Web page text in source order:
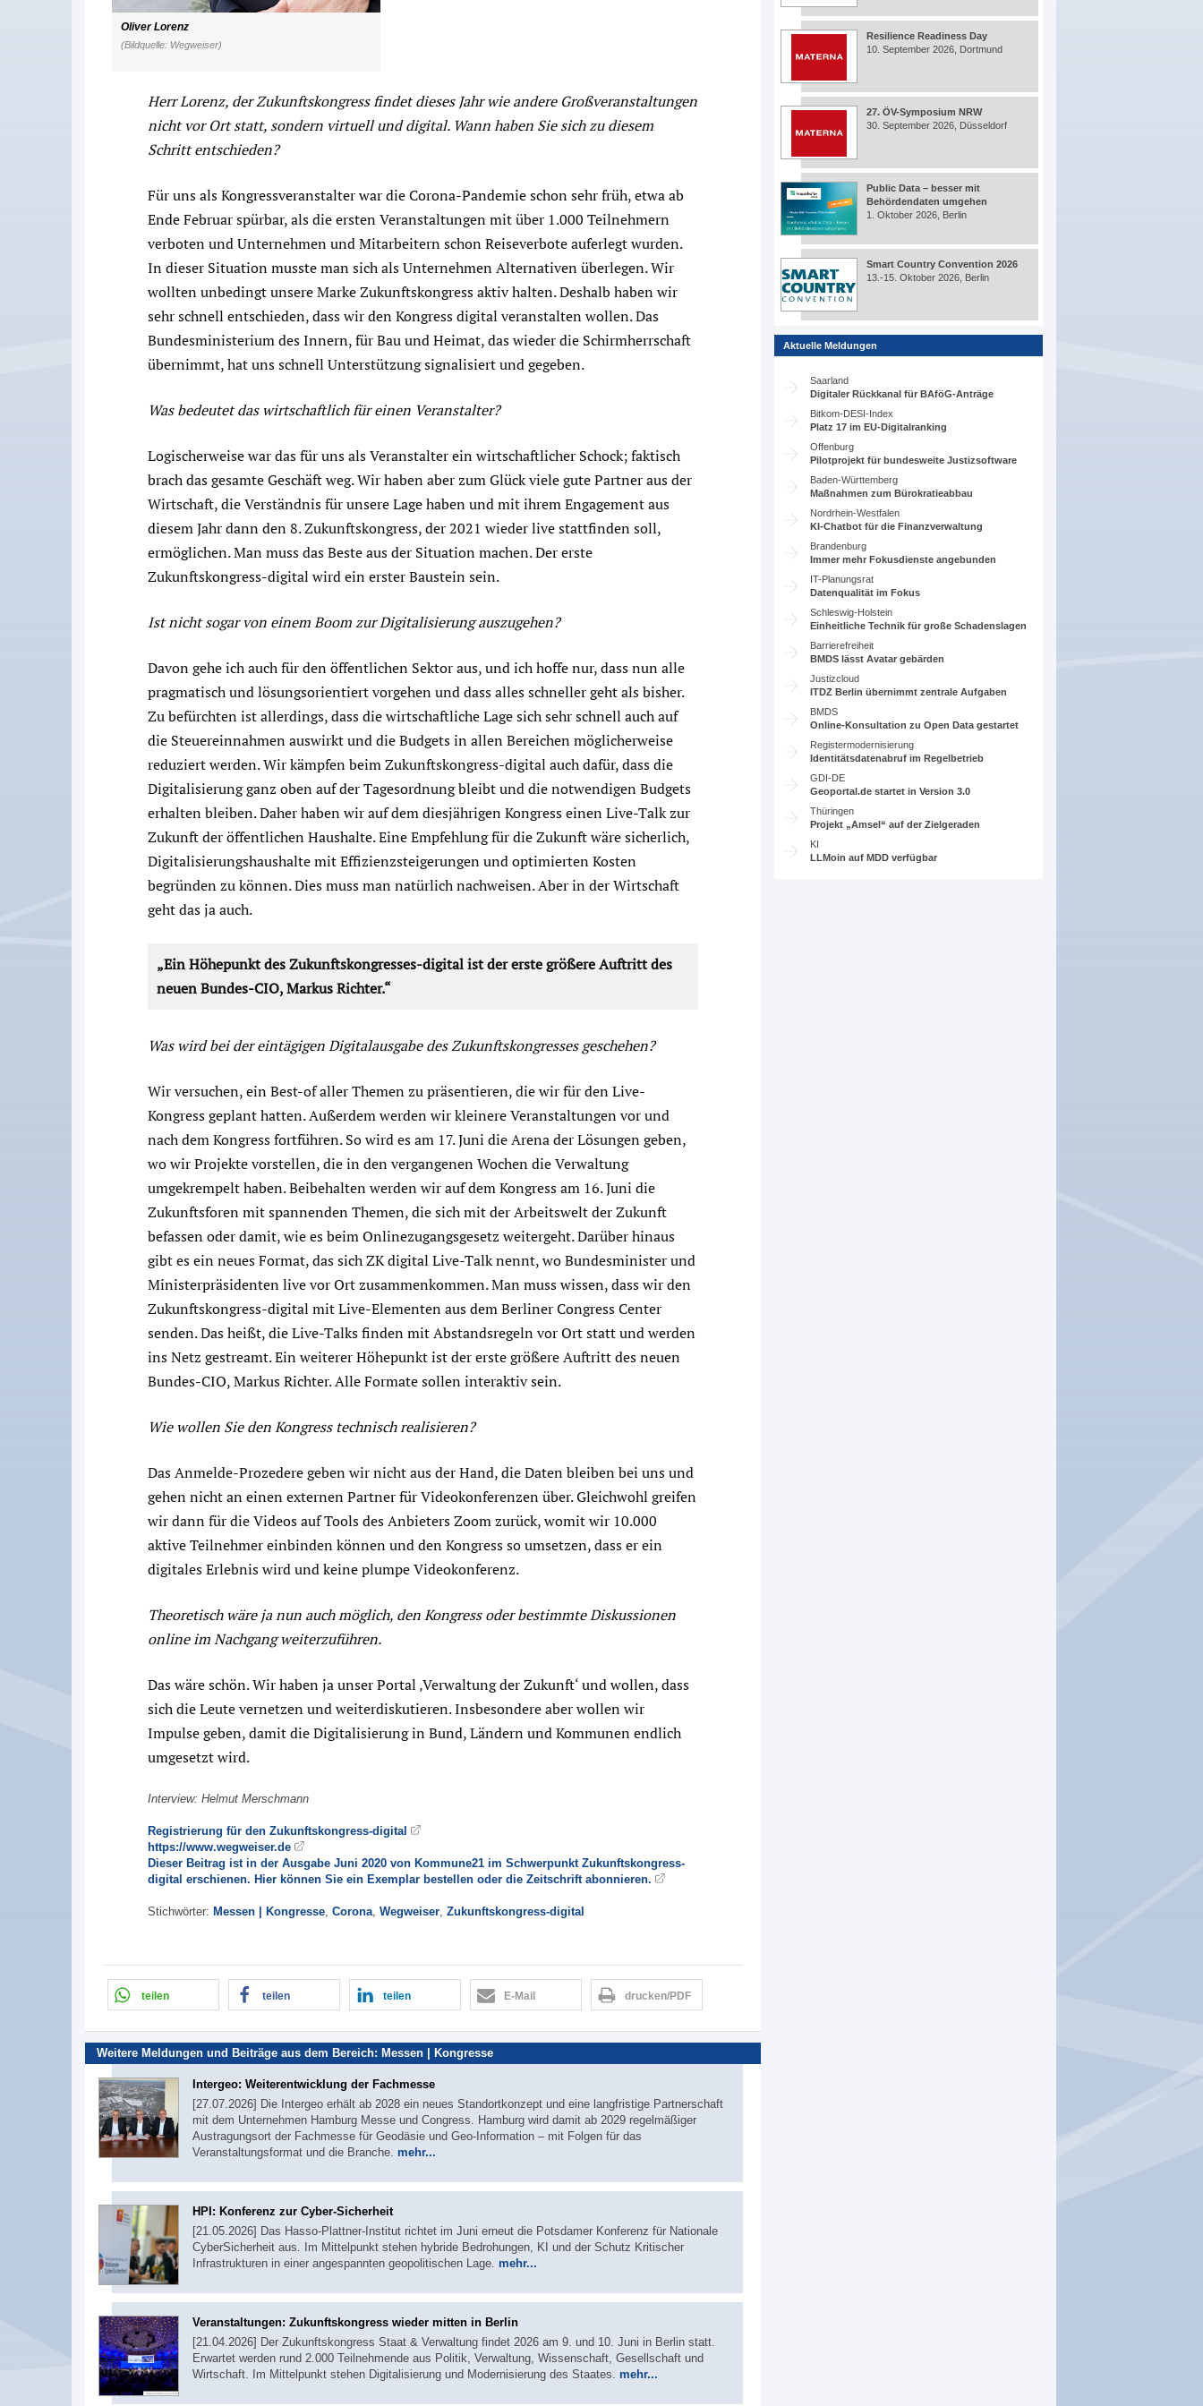
Oliver Lorenz
(Bildquelle: Wegweiser)
Herr Lorenz, der Zukunftskongress findet dieses Jahr wie andere Großveranstaltungen
nicht vor Ort statt, sondern virtuell und digital. Wann haben Sie sich zu diesem
Schritt entschieden?
Für uns als Kongressveranstalter war die Corona-Pandemie schon sehr früh, etwa ab
Ende Februar spürbar, als die ersten Veranstaltungen mit über 1.000 Teilnehmern
verboten und Unternehmen und Mitarbeitern schon Reiseverbote auferlegt wurden.
In dieser Situation musste man sich als Unternehmen Alternativen überlegen. Wir
wollten unbedingt unsere Marke Zukunftskongress aktiv halten. Deshalb haben wir
sehr schnell entschieden, dass wir den Kongress digital veranstalten wollen. Das
Bundesministerium des Innern, für Bau und Heimat, das wieder die Schirmherrschaft
übernimmt, hat uns schnell Unterstützung signalisiert und gegeben.
Was bedeutet das wirtschaftlich für einen Veranstalter?
Logischerweise war das für uns als Veranstalter ein wirtschaftlicher Schock; faktisch
brach das gesamte Geschäft weg. Wir haben aber zum Glück viele gute Partner aus der
Wirtschaft, die Verständnis für unsere Lage haben und mit ihrem Engagement aus
diesem Jahr dann den 8. Zukunftskongress, der 2021 wieder live stattfinden soll,
ermöglichen. Man muss das Beste aus der Situation machen. Der erste
Zukunftskongress-digital wird ein erster Baustein sein.
Ist nicht sogar von einem Boom zur Digitalisierung auszugehen?
Davon gehe ich auch für den öffentlichen Sektor aus, und ich hoffe nur, dass nun alle
pragmatisch und lösungsorientiert vorgehen und dass alles schneller geht als bisher.
Zu befürchten ist allerdings, dass die wirtschaftliche Lage sich sehr schnell auch auf
die Steuereinnahmen auswirkt und die Budgets in allen Bereichen möglicherweise
reduziert werden. Wir kämpfen beim Zukunftskongress-digital auch dafür, dass die
Digitalisierung ganz oben auf der Tagesordnung bleibt und die notwendigen Budgets
erhalten bleiben. Daher haben wir auf dem diesjährigen Kongress einen Live-Talk zur
Zukunft der öffentlichen Haushalte. Eine Empfehlung für die Zukunft wäre sicherlich,
Digitalisierungshaushalte mit Effizienzsteigerungen und optimierten Kosten
begründen zu können. Dies muss man natürlich nachweisen. Aber in der Wirtschaft
geht das ja auch.
„Ein Höhepunkt des Zukunftskongresses-digital ist der erste größere Auftritt des
neuen Bundes-CIO, Markus Richter.“
Was wird bei der eintägigen Digitalausgabe des Zukunftskongresses geschehen?
Wir versuchen, ein Best-of aller Themen zu präsentieren, die wir für den Live-
Kongress geplant hatten. Außerdem werden wir kleinere Veranstaltungen vor und
nach dem Kongress fortführen. So wird es am 17. Juni die Arena der Lösungen geben,
wo wir Projekte vorstellen, die in den vergangenen Wochen die Verwaltung
umgekrempelt haben. Beibehalten werden wir auf dem Kongress am 16. Juni die
Zukunftsforen mit spannenden Themen, die sich mit der Arbeitswelt der Zukunft
befassen oder damit, wie es beim Onlinezugangsgesetz weitergeht. Darüber hinaus
gibt es ein neues Format, das sich ZK digital Live-Talk nennt, wo Bundesminister und
Ministerpräsidenten live vor Ort zusammenkommen. Man muss wissen, dass wir den
Zukunftskongress-digital mit Live-Elementen aus dem Berliner Congress Center
senden. Das heißt, die Live-Talks finden mit Abstandsregeln vor Ort statt und werden
ins Netz gestreamt. Ein weiterer Höhepunkt ist der erste größere Auftritt des neuen
Bundes-CIO, Markus Richter. Alle Formate sollen interaktiv sein.
Wie wollen Sie den Kongress technisch realisieren?
Das Anmelde-Prozedere geben wir nicht aus der Hand, die Daten bleiben bei uns und
gehen nicht an einen externen Partner für Videokonferenzen über. Gleichwohl greifen
wir dann für die Videos auf Tools des Anbieters Zoom zurück, womit wir 10.000
aktive Teilnehmer einbinden können und den Kongress so umsetzen, dass er ein
digitales Erlebnis wird und keine plumpe Videokonferenz.
Theoretisch wäre ja nun auch möglich, den Kongress oder bestimmte Diskussionen
online im Nachgang weiterzuführen.
Das wäre schön. Wir haben ja unser Portal ‚Verwaltung der Zukunft‘ und wollen, dass
sich die Leute vernetzen und weiterdiskutieren. Insbesondere aber wollen wir
Impulse geben, damit die Digitalisierung in Bund, Ländern und Kommunen endlich
umgesetzt wird.
Interview: Helmut Merschmann
Registrierung für den Zukunftskongress-digital
https://www.wegweiser.de
Dieser Beitrag ist in der Ausgabe Juni 2020 von Kommune21 im Schwerpunkt Zukunftskongress-
digital erschienen. Hier können Sie ein Exemplar bestellen oder die Zeitschrift abonnieren.
Stichwörter: Messen | Kongresse Corona Wegweiser Zukunftskongress-digital
teilen teilen teilen E-Mail drucken/PDF
Weitere Meldungen und Beiträge aus dem Bereich: Messen | Kongresse
Intergeo: Weiterentwicklung der Fachmesse
[27.07.2026] Die Intergeo erhält ab 2028 ein neues Standortkonzept und eine langfristige Partnerschaft
mit dem Unternehmen Hamburg Messe und Congress. Hamburg wird damit ab 2029 regelmäßiger
Austragungsort der Fachmesse für Geodäsie und Geo-Information – mit Folgen für das
Veranstaltungsformat und die Branche. mehr...
HPI: Konferenz zur Cyber-Sicherheit
[21.05.2026] Das Hasso-Plattner-Institut richtet im Juni erneut die Potsdamer Konferenz für Nationale
CyberSicherheit aus. Im Mittelpunkt stehen hybride Bedrohungen, KI und der Schutz Kritischer
Infrastrukturen in einer angespannten geopolitischen Lage. mehr...
Veranstaltungen: Zukunftskongress wieder mitten in Berlin
[21.04.2026] Der Zukunftskongress Staat & Verwaltung findet 2026 am 9. und 10. Juni in Berlin statt.
Erwartet werden rund 2.000 Teilnehmende aus Politik, Verwaltung, Wissenschaft, Gesellschaft und
Wirtschaft. Im Mittelpunkt stehen Digitalisierung und Modernisierung des Staates. mehr...
Resilience Readiness Day
10. September 2026, Dortmund
27. ÖV-Symposium NRW
30. September 2026, Düsseldorf
Public Data – besser mit
Behördendaten umgehen
1. Oktober 2026, Berlin
Smart Country Convention 2026
13.-15. Oktober 2026, Berlin
Aktuelle Meldungen
Saarland
Digitaler Rückkanal für BAföG-Anträge
Bitkom-DESI-Index
Platz 17 im EU-Digitalranking
Offenburg
Pilotprojekt für bundesweite Justizsoftware
Baden-Württemberg
Maßnahmen zum Bürokratieabbau
Nordrhein-Westfalen
KI-Chatbot für die Finanzverwaltung
Brandenburg
Immer mehr Fokusdienste angebunden
IT-Planungsrat
Datenqualität im Fokus
Schleswig-Holstein
Einheitliche Technik für große Schadenslagen
Barrierefreiheit
BMDS lässt Avatar gebärden
Justizcloud
ITDZ Berlin übernimmt zentrale Aufgaben
BMDS
Online-Konsultation zu Open Data gestartet
Registermodernisierung
Identitätsdatenabruf im Regelbetrieb
GDI-DE
Geoportal.de startet in Version 3.0
Thüringen
Projekt „Amsel“ auf der Zielgeraden
KI
LLMoin auf MDD verfügbar